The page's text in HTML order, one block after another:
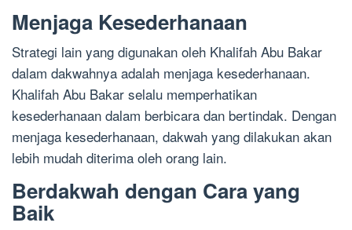
Menjaga Kesederhanaan
Strategi lain yang digunakan oleh Khalifah Abu Bakar
dalam dakwahnya adalah menjaga kesederhanaan.
Khalifah Abu Bakar selalu memperhatikan
kesederhanaan dalam berbicara dan bertindak. Dengan
menjaga kesederhanaan, dakwah yang dilakukan akan
lebih mudah diterima oleh orang lain.
Berdakwah dengan Cara yang
Baik